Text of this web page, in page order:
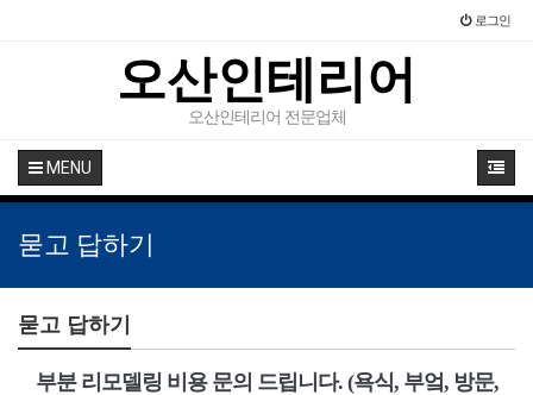
로그인
오산인테리어
오산인테리어 전문업체
MENU
묻고 답하기
묻고 답하기
부분 리모델링 비용 문의 드립니다. (욕식, 부엌, 방문,